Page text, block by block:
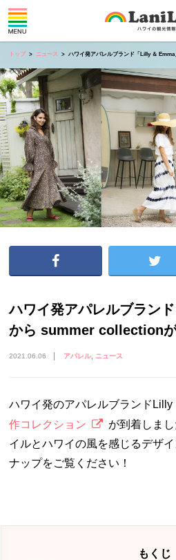
トップ ニュース ハワイ発アパレルブランド「Lilly ＆
ハワイ発アパレルブラン
から summer collectionが
2021.06.06 アパレル ニュース
ハワイ発のアパレルブランド Lilly
作コレクション
が到着しま
イルとハワイの風を感じるデザ
ナップをご覧ください！
もくじ